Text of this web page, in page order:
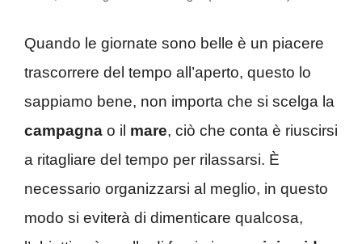
Quando le giornate sono belle è un piacere
trascorrere del tempo all’aperto, questo lo
sappiamo bene, non importa che si scelga la
campagna o il mare, ciò che conta è riuscirsi
a ritagliare del tempo per rilassarsi. È
necessario organizzarsi al meglio, in questo
modo si eviterà di dimenticare qualcosa,